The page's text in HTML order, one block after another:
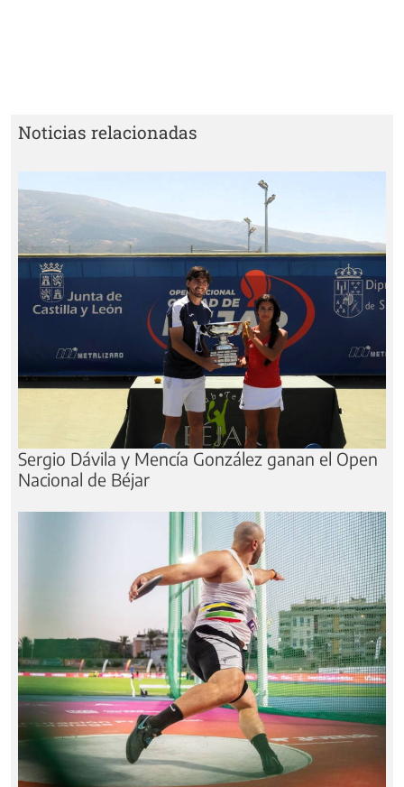
Noticias relacionadas
Sergio Dávila y Mencía González ganan el Open
Nacional de Béjar